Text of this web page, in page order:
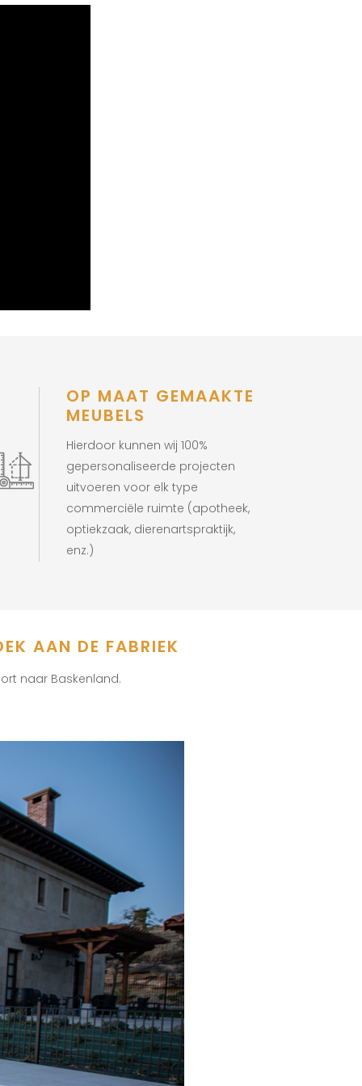
OP MAAT GEMAAKTE
MEUBELS
Hierdoor kunnen wij 100%
gepersonaliseerde projecten
uitvoeren voor elk type
commerciële ruimte (apotheek,
optiekzaak, dierenartspraktijk,
enz.)
AAN DE FABRIEK
naar Baskenland.